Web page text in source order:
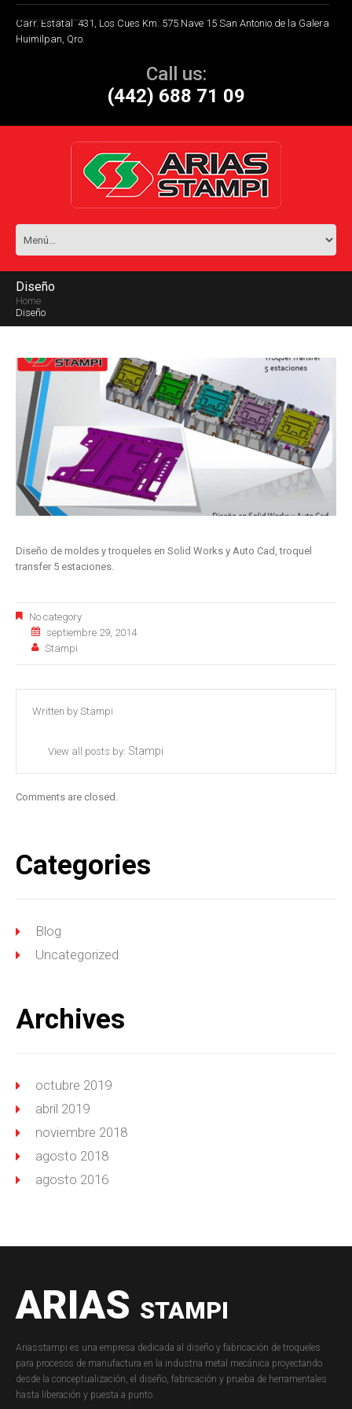
Carr. Estatal 431, Los Cues Km. 575 Nave 15 San Antonio de la Galera
Huimilpan, Qro.
Call us:
(442) 688 71 09
Diseño
Home
Diseño
Diseño de moldes y troqueles en Solid Works y Auto Cad, troquel
transfer 5 estaciones.
No category
septiembre 29, 2014
Stampi
Written by Stampi
View all posts by: Stampi
Comments are closed.
Categories
Blog
Uncategorized
Archives
octubre 2019
abril 2019
noviembre 2018
agosto 2018
agosto 2016
ARIAS STAMPI
Ariasstampi es una empresa dedicada al diseño y fabricación de troqueles
para procesos de manufactura en la industria metal mecánica proyectando
desde la conceptualización, el diseño, fabricación y prueba de herramentales
hasta liberación y puesta a punto.